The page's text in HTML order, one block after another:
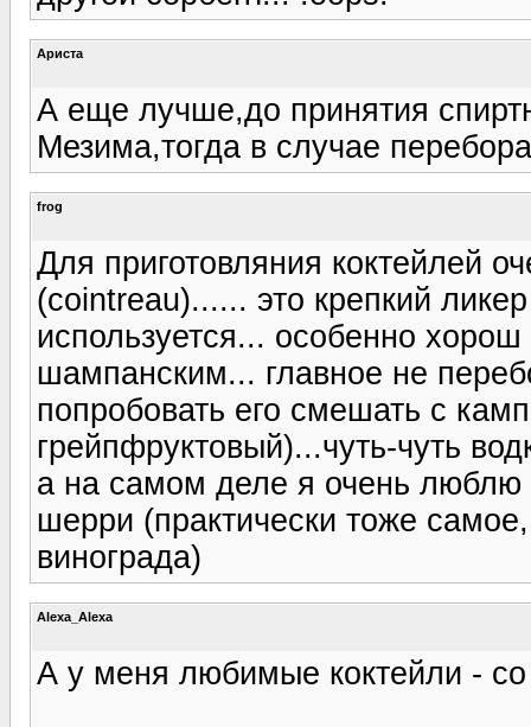
Ариста
А еще лучше,до принятия
Мезима,тогда в случае
frog
Для приготовляния коктейлей
(cointreau)...... это крепкий
используется... особенно хорош
шампанским... главное не
попробовать его смешать с
грейпфруктовый)...чуть-чуть
а на самом деле я очень люблю
шерри (практически тоже
винограда)
Alexa_Alexa
А у меня любимые коктейли -